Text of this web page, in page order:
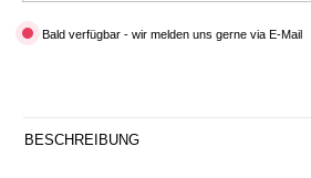
Bald verfügbar - wir melden uns gerne via E-Mail
BESCHREIBUNG